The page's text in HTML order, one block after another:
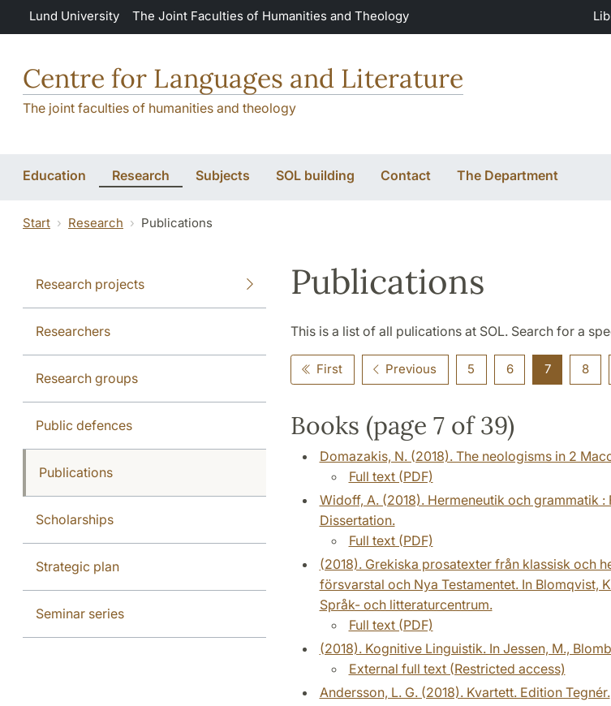
Skip to main content
Lund University The Joint Faculties of Humanities and Theology
Centre for Languages and Literature
The joint faculties of humanities and theology
Education Research Subjects SOL building Contact The Department
Start Research Publications
Research projects
Researchers
Research groups
Public defences
Publications
Scholarships
Strategic plan
Seminar series
Publications
This is a list of all pulications at SOL. Search for a
First Previous 5 6 7 8
Books (page 7 of 39)
Domazakis, N. (2018). The neologisms in 2
Full text (PDF)
Widoff, A. (2018). Hermeneutik och grammatik
Dissertation.
Full text (PDF)
(2018). Grekiska prosatexter från klassisk och
försvarstal och Nya Testamentet. In Blomqvist,
Språk- och litteraturcentrum.
Full text (PDF)
(2018). Kognitive Linguistik. In Jessen, M.,
External full text (Restricted access)
Andersson, L. G. (2018). Kvartett. Edition Tegnér.